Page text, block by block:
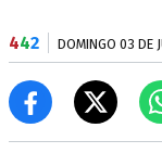
442 DOMINGO 03 DE